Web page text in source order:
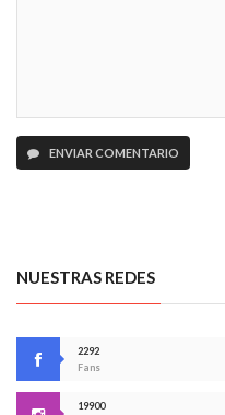
ENVIAR COMENTARIO
NUESTRAS REDES
2292
Fans
19900